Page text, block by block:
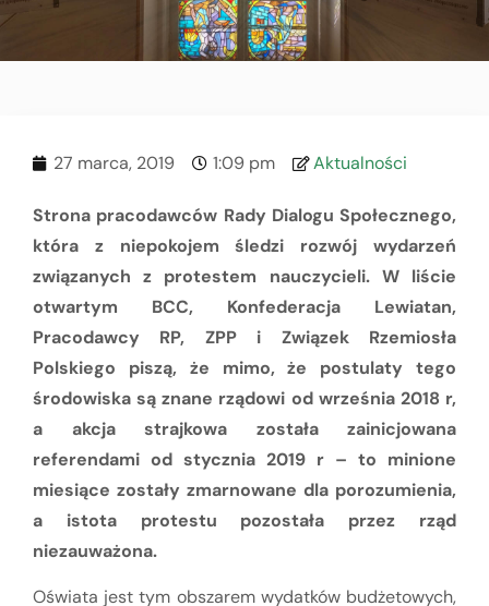
27 marca, 2019 1:09 pm Aktualności
Strona pracodawców Rady Dialogu Społecznego,
która z niepokojem śledzi rozwój wydarzeń
związanych z protestem nauczycieli. W liście
otwartym BCC, Konfederacja Lewiatan,
Pracodawcy RP, ZPP i Związek Rzemiosła
Polskiego piszą, że mimo, że postulaty tego
środowiska są znane rządowi od września 2018 r,
a akcja strajkowa została zainicjowana
referendami od stycznia 2019 r – to minione
miesiące zostały zmarnowane dla porozumienia,
a istota protestu pozostała przez rząd
niezauważona.
Oświata jest tym obszarem wydatków budżetowych,